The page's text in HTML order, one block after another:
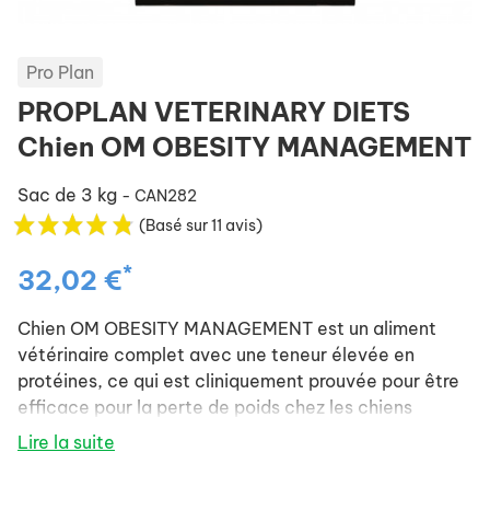
Pro Plan
PROPLAN VETERINARY DIETS
Chien OM OBESITY MANAGEMENT
Sac de 3 kg - CAN282
(Basé sur 11 avis)
32,02 €*
Chien OM OBESITY MANAGEMENT est un aliment
vétérinaire complet avec une teneur élevée en
protéines, ce qui est cliniquement prouvée pour être
efficace pour la perte de poids chez les chiens
obèses.
Lire la suite